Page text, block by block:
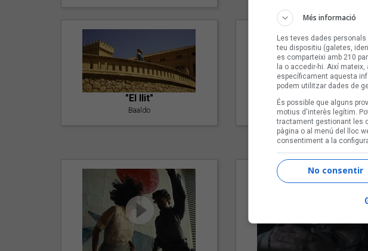
"El llit"
Baaldo
"Lo bueno y lo malo"
Carmen y María
Més informació
Les teves dades
teu dispositiu (galetes,
es comparteixi amb 210
la o accedir-hi. Així
específicament aquesta
podem utilitzar dades de
És possible que alguns
motius d'interès legítim.
tractament gestionant les
pàgina o al menú del lloc
consentiment a la
No consentir